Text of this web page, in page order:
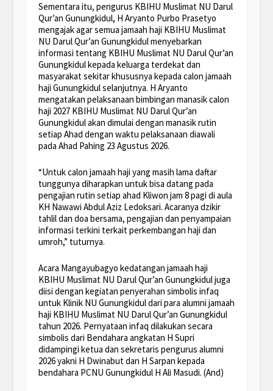
Sementara itu, pengurus KBIHU Muslimat NU Darul
Qur’an Gunungkidul, H Aryanto Purbo Prasetyo
mengajak agar semua jamaah haji KBIHU Muslimat
NU Darul Qur’an Gunungkidul menyebarkan
informasi tentang KBIHU Muslimat NU Darul Qur’an
Gunungkidul kepada keluarga terdekat dan
masyarakat sekitar khususnya kepada calon jamaah
haji Gunungkidul selanjutnya. H Aryanto
mengatakan pelaksanaan bimbingan manasik calon
haji 2027 KBIHU Muslimat NU Darul Qur’an
Gunungkidul akan dimulai dengan manasik rutin
setiap Ahad dengan waktu pelaksanaan diawali
pada Ahad Pahing 23 Agustus 2026.
“Untuk calon jamaah haji yang masih lama daftar
tunggunya diharapkan untuk bisa datang pada
pengajian rutin setiap ahad Kliwon jam 8 pagi di aula
KH Nawawi Abdul Aziz Ledoksari. Acaranya dzikir
tahlil dan doa bersama, pengajian dan penyampaian
informasi terkini terkait perkembangan haji dan
umroh,” tuturnya.
Acara Mangayubagyo kedatangan jamaah haji
KBIHU Muslimat NU Darul Qur’an Gunungkidul juga
diisi dengan kegiatan penyerahan simbolis infaq
untuk Klinik NU Gunungkidul dari para alumni jamaah
haji KBIHU Muslimat NU Darul Qur’an Gunungkidul
tahun 2026. Pernyataan infaq dilakukan secara
simbolis dari Bendahara angkatan H Supri
didampingi ketua dan sekretaris pengurus alumni
2026 yakni H Dwinabut dan H Sarpan kepada
bendahara PCNU Gunungkidul H Ali Masudi. (And)